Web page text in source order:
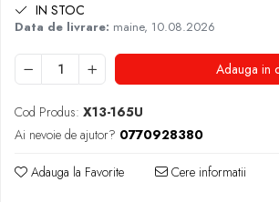
IN STOC
Data de livrare: maine, 10.08.2026
Adauga in
Cod Produs: X13-165U
Ai nevoie de ajutor? 0770928380
Adauga la Favorite Cere informatii